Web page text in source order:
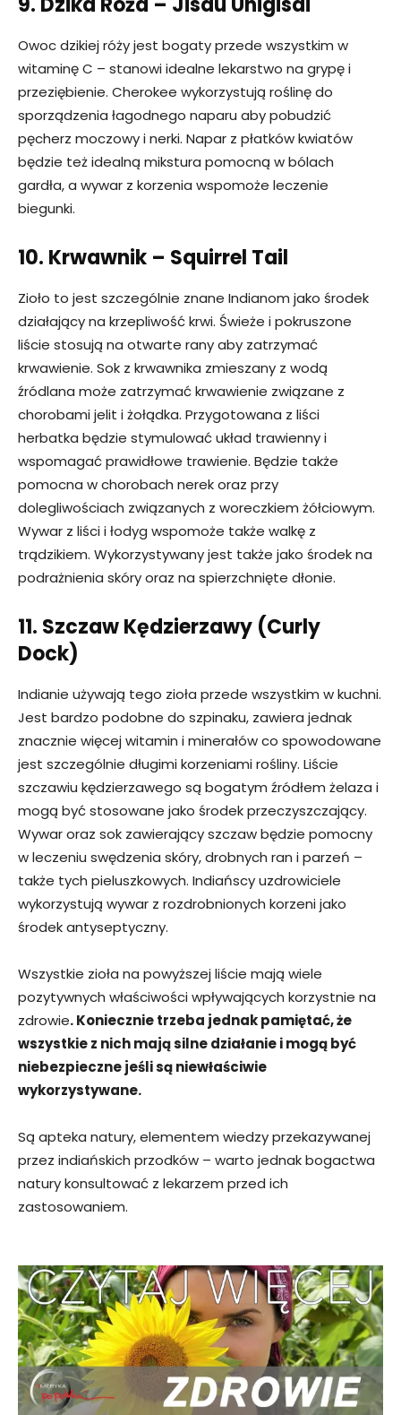
Owoc dzikiej róży jest bogaty przede wszystkim w
witaminę C – stanowi idealne lekarstwo na grypę i
przeziębienie. Cherokee wykorzystują roślinę do
sporządzenia łagodnego naparu aby pobudzić
pęcherz moczowy i nerki. Napar z płatków kwiatów
będzie też idealną mikstura pomocną w bólach
gardła, a wywar z korzenia wspomoże leczenie
biegunki.
10. Krwawnik – Squirrel Tail
Zioło to jest szczególnie znane Indianom jako środek
działający na krzepliwość krwi. Świeże i pokruszone
liście stosują na otwarte rany aby zatrzymać
krwawienie. Sok z krwawnika zmieszany z wodą
źródlana może zatrzymać krwawienie związane z
chorobami jelit i żołądka. Przygotowana z liści
herbatka będzie stymulować układ trawienny i
wspomagać prawidłowe trawienie. Będzie także
pomocna w chorobach nerek oraz przy
dolegliwościach związanych z woreczkiem żółciowym.
Wywar z liści i łodyg wspomoże także walkę z
trądzikiem. Wykorzystywany jest także jako środek na
podrażnienia skóry oraz na spierzchnięte dłonie.
11. Szczaw Kędzierzawy (Curly
Dock)
Indianie używają tego zioła przede wszystkim w kuchni.
Jest bardzo podobne do szpinaku, zawiera jednak
znacznie więcej witamin i minerałów co spowodowane
jest szczególnie długimi korzeniami rośliny. Liście
szczawiu kędzierzawego są bogatym źródłem żelaza i
mogą być stosowane jako środek przeczyszczający.
Wywar oraz sok zawierający szczaw będzie pomocny
w leczeniu swędzenia skóry, drobnych ran i parzeń –
także tych pieluszkowych. Indiańscy uzdrowiciele
wykorzystują wywar z rozdrobnionych korzeni jako
środek antyseptyczny.
Wszystkie zioła na powyższej liście mają wiele
pozytywnych właściwości wpływających korzystnie na
zdrowie. Koniecznie trzeba jednak pamiętać, że
wszystkie z nich mają silne działanie i mogą być
niebezpieczne jeśli są niewłaściwie
wykorzystywane.
Są apteka natury, elementem wiedzy przekazywanej
przez indiańskich przodków – warto jednak bogactwa
natury konsultować z lekarzem przed ich
zastosowaniem.